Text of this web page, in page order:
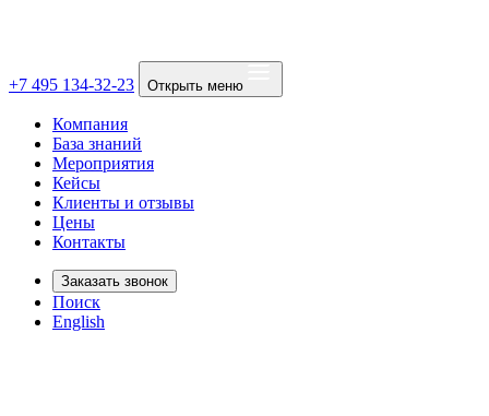
+7 495 134-32-23 Открыть меню
Компания
База знаний
Мероприятия
Кейсы
Клиенты и отзывы
Цены
Контакты
Заказать звонок
Поиск
English